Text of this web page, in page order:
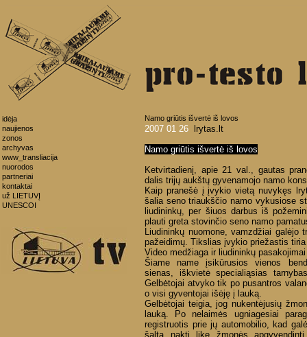
idėja
naujienos
zonos
archyvas
www_transliacija
nuorodos
partneriai
kontaktai
už LIETUVĮ
UNESCOI
Namo griūtis išvertė iš lovos
2007 01 26 lrytas.lt
Namo griūtis išvertė iš lovos
Ketvirtadienį, apie 21 val., gautas
dalis trijų aukštų gyvenamojo namo
Kaip pranešė į įvykio vietą nuvykęs
šalia seno triaukščio namo vykusiose
liudininkų, per šiuos darbus iš
plauti greta stovinčio seno namo
Liudininkų nuomone, vamzdžiai galėjo
pažeidimų. Tikslias įvykio priežastis
Video medžiaga ir liudininkų
Šiame name įsikūrusios vienos
sienas, iškvietė specialiąsias
Gelbėtojai atvyko tik po pusantros
o visi gyventojai išėję į lauką.
Gelbėtojai teigia, jog nukentėjusių
lauką. Po nelaimės ugniagesiai
registruotis prie jų automobilio, kad
šaltą naktį likę žmonės